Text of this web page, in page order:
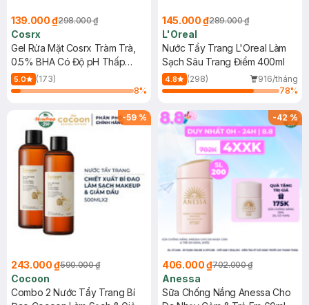
139.000 ₫298.000 ₫
Cosrx
Gel Rửa Mặt Cosrx Tràm Trà,
0.5% BHA Có Độ pH Thấp
150ml
5.0
(173)
8%
145.000 ₫289.000 ₫
L'Oreal
Nước Tẩy Trang L'Oreal Làm
Sạch Sâu Trang Điểm 400ml
4.8 (298)
916/tháng
78%
-59 %
243.000 ₫590.000 ₫
Cocoon
Combo 2 Nước Tẩy Trang Bí
-42%
406.000 ₫702.000 ₫
Anessa
Sữa Chống Nắng Anessa Cho